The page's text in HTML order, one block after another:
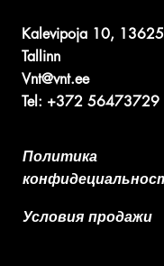
Kalevipoja 10, 13625
Tallinn
Vnt@vnt.ee
Tel: +372 56473729
Политика
Условия продажи